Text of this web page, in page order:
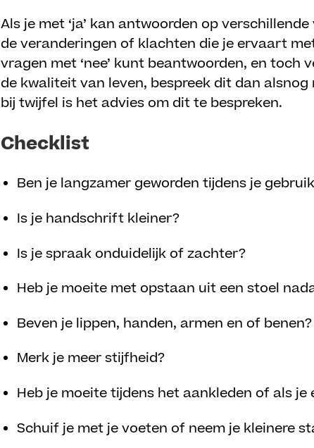
Als je met ‘ja’ kan antwoorden op
de veranderingen of klachten die je ervaart
vragen met ‘nee’ kunt beantwoorden, en
de kwaliteit van leven, bespreek dit dan
bij twijfel is het advies om dit te bespreken.
Checklist
Ben je langzamer geworden tijdens je
Is je handschrift kleiner?
Is je spraak onduidelijk of zachter?
Heb je moeite met opstaan uit een stoel
Beven je lippen, handen, armen en of benen?
Merk je meer stijfheid?
Heb je moeite tijdens het aankleden of als
Schuif je met je voeten of neem je kleinere